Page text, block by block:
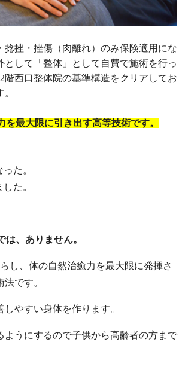
挫・挫傷（肉離れ）のみ保険適用にな
して「整体」として自費で施術を行っ
西口整体院の基準構造をクリアしてお
最大限に引き出す高等技術です。
た。
た。
、ありません。
し、体の自然治癒力を最大限に発揮さ
です。
やすい身体を作ります。
うにするので子供から高齢者の方まで